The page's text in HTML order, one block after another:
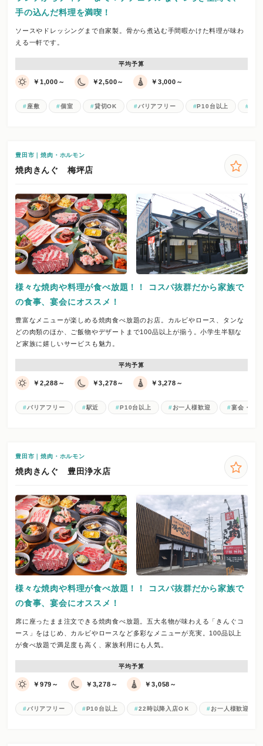
手の込んだ料理を満喫！
ソースやドレッシングまで自家製。骨から煮込む手間暇かけた料理が味わ
える一軒です。
平均予算
￥1,000～ ￥2,500～ ￥3,000～
座敷 個室 貸切OK バリアフリー P10台以上
豊田市｜焼肉・ホルモン
焼肉きんぐ 梅坪店
様々な焼肉や料理が食べ放題！！ コスパ抜群だから家族で
の食事、宴会にオススメ！
豊富なメニューが楽しめる焼肉食べ放題のお店。カルビやロース、タンな
どの肉類のほか、ご飯物やデザートまで100品以上が揃う。小学生半額な
ど家族に嬉しいサービスも魅力。
平均予算
￥2,288～ ￥3,278～ ￥3,278～
バリアフリー 駅近 P10台以上 お一人様歓迎 宴会・パ
豊田市｜焼肉・ホルモン
焼肉きんぐ 豊田浄水店
様々な焼肉や料理が食べ放題！！ コスパ抜群だから家族で
の食事、宴会にオススメ！
席に座ったまま注文できる焼肉食べ放題。五大名物が味わえる「きんぐコ
ース」をはじめ、カルビやロースなど多彩なメニューが充実。100品以上
が食べ放題で満足度も高く、家族利用にも人気。
平均予算
￥979～ ￥3,278～ ￥3,058～
バリアフリー P10台以上 22時以降入店OＫ お一人様歓迎